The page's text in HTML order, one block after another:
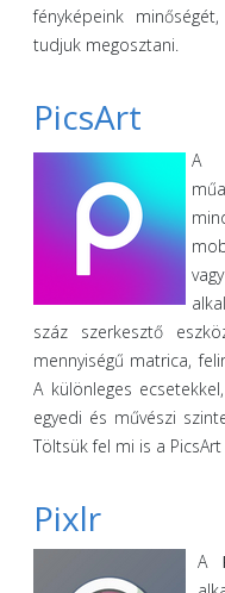
fényképeink
tudjuk megosztani.
PicsArt
száz szerkesztő
mennyiségű matrica,
A különleges
egyedi és művészi
Töltsük fel mi is a
Pixlr
A